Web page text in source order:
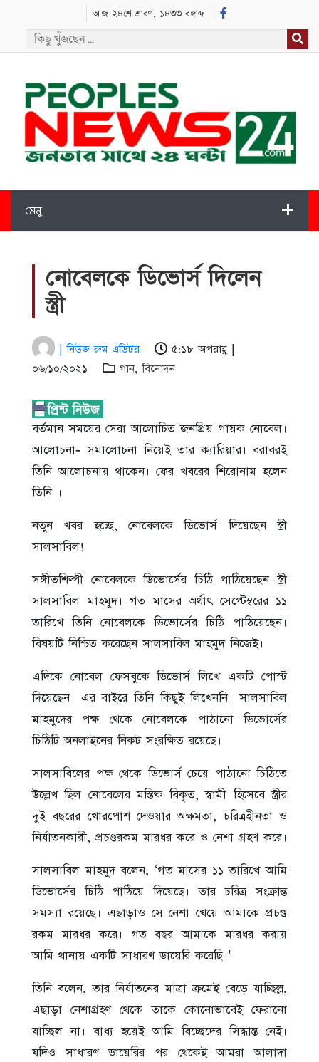
আজ ২৪শে শ্রাবণ, ১৪৩৩ বঙ্গাব্দ
মেনু
নোবেলকে ডিভোর্স দিলেন
স্ত্রী
| নিউজ রুম এডিটর
৫:১৮ অপরাহ্ণ |
০৬/১০/২০২১
গান,বিনোদন
বর্তমান সময়ের সেরা আলোচিত জনপ্রিয় গায়ক নোবেল।
আলোচনা- সমালোচনা নিয়েই তার ক্যারিয়ার। বরাবরই
তিনি আলোচনায় থাকেন। ফের খবরের শিরোনাম হলেন
তিনি ।
নতুন খবর হচ্ছে, নোবেলকে ডিভোর্স দিয়েছেন স্ত্রী
সালসাবিল!
সঙ্গীতশিল্পী নোবেলকে ডিভোর্সের চিঠি পাঠিয়েছেন স্ত্রী
সালসাবিল মাহমুদ। গত মাসের অর্থাৎ সেপ্টেম্বরের ১১
তারিখে তিনি নোবেলকে ডিভোর্সের চিঠি পাঠিয়েছেন।
বিষয়টি নিশ্চিত করেছেন সালসাবিল মাহমুদ নিজেই।
এদিকে নোবেল ফেসবুকে ডিভোর্স লিখে একটি পোস্ট
দিয়েছেন। এর বাইরে তিনি কিছুই লিখেননি। সালসাবিল
মাহমুদের পক্ষ থেকে নোবেলকে পাঠানো ডিভোর্সের
চিঠিটি অনলাইনের নিকট সংরক্ষিত রয়েছে।
সালসাবিলের পক্ষ থেকে ডিভোর্স চেয়ে পাঠানো চিঠিতে
উল্লেখ ছিল নোবেলের মস্তিষ্ক বিকৃত, স্বামী হিসেবে স্ত্রীর
দুই বছরের খোরপোশ দেওয়ার অক্ষমতা, চরিত্রহীনতা ও
নির্যাতনকারী, প্রচণ্ডরকম মারধর করে ও নেশা গ্রহণ করে।
সালসাবিল মাহমুদ বলেন, ‘গত মাসের ১১ তারিখে আমি
ডিভোর্সের চিঠি পাঠিয়ে দিয়েছে। তার চরিত্র সংক্রান্ত
সমস্যা রয়েছে। এছাড়াও সে নেশা খেয়ে আমাকে প্রচণ্ড
রকম মারধর করে। গত বছর আমাকে মারধর করায়
আমি থানায় একটি সাধারণ ডায়েরি করেছি।’
তিনি বলেন, তার নির্যাতনের মাত্রা ক্রমেই বেড়ে যাচ্ছিল্ল,
এছাড়া নেশাগ্রহণ থেকে তাকে কোনোভাবেই ফেরানো
যাচ্ছিল না। বাধ্য হয়েই আমি বিচ্ছেদের সিদ্ধান্ত নেই।
যদিও সাধারণ ডায়েরির পর থেকেই আমরা আলাদা